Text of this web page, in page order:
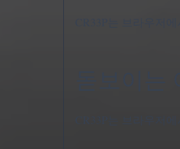
CR33P는 브라우저
CR33P는 브라우저